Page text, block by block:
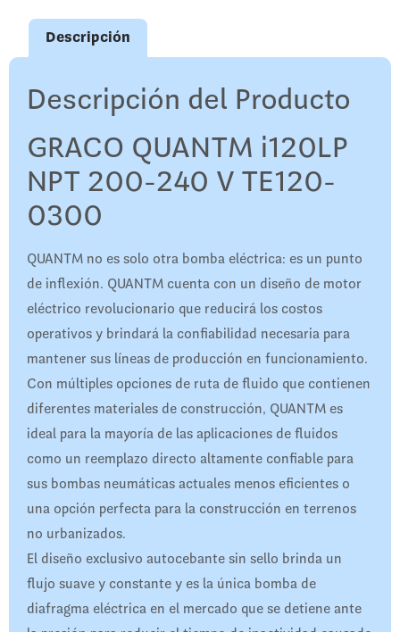
Descripción
Descripción del Producto
GRACO QUANTM i120LP
NPT 200-240 V TE120-
0300
QUANTM no es solo otra bomba eléctrica: es un punto
de inflexión. QUANTM cuenta con un diseño de motor
eléctrico revolucionario que reducirá los costos
operativos y brindará la confiabilidad necesaria para
mantener sus líneas de producción en funcionamiento.
Con múltiples opciones de ruta de fluido que contienen
diferentes materiales de construcción, QUANTM es
ideal para la mayoría de las aplicaciones de fluidos
como un reemplazo directo altamente confiable para
sus bombas neumáticas actuales menos eficientes o
una opción perfecta para la construcción en terrenos
no urbanizados.
El diseño exclusivo autocebante sin sello brinda un
flujo suave y constante y es la única bomba de
diafragma eléctrica en el mercado que se detiene ante